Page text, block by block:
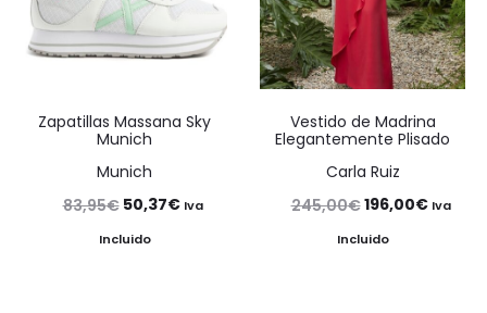
Zapatillas Massana Sky
Munich
Munich
83,95€ El
precio
50,37€ElIva
Incluido
Vestido de Madrina
Elegantemente Plisado
Carla Ruiz
245,00€El
precio
196,00€ElIva
Incluido